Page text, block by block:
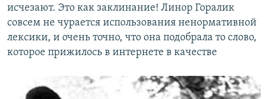
исчезают. Это как заклинание! Линор Горалик
совсем не чурается использования ненормативной
лексики, и очень точно, что она подобрала то слово,
которое прижилось в интернете в качестве